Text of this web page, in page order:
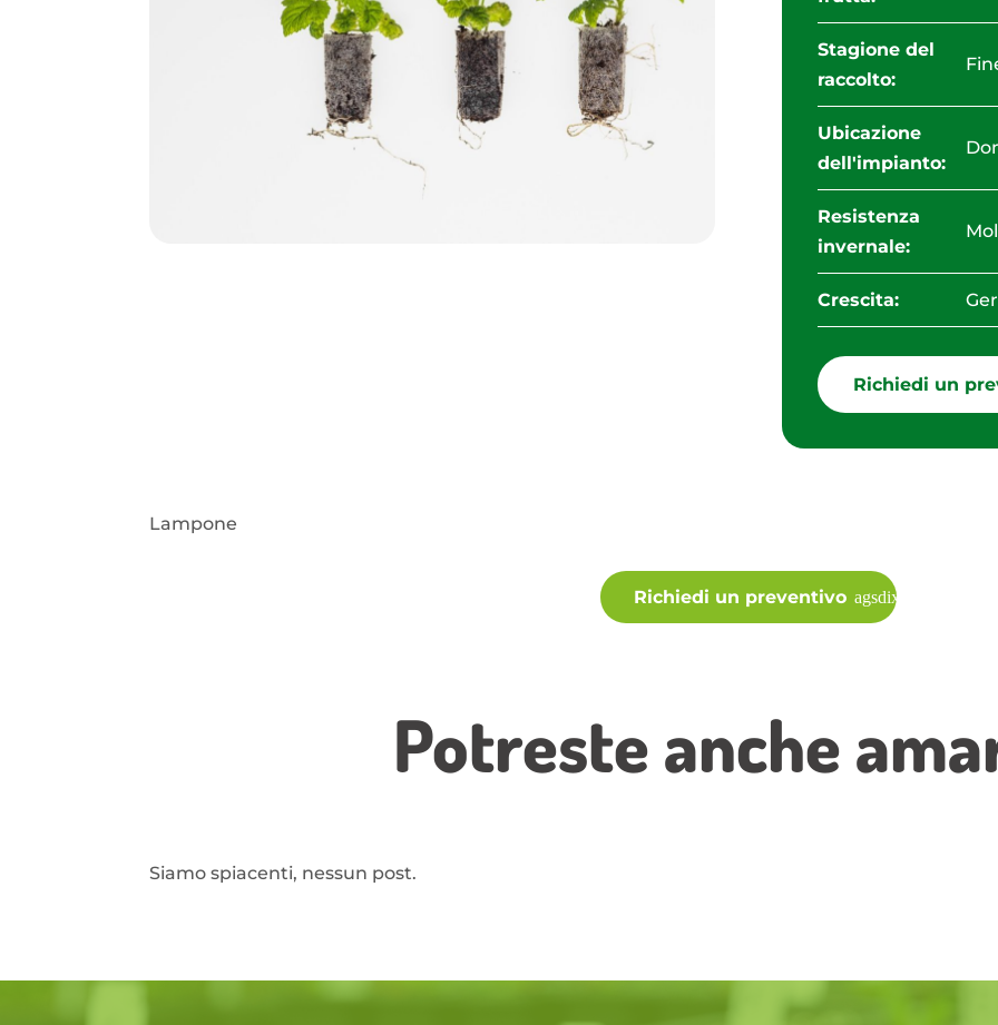
Stagione del
raccolto:
Ubicazione
dell'impianto:
Resistenza
invernale:
Crescita:
Richiedi un
Lampone
Richiedi un preventivo
Potreste anche
Siamo spiacenti, nessun post.